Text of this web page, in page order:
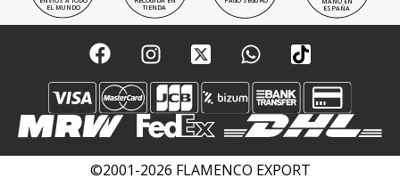
EL MUNDO
TIENDA
ESPAÑA
©2001-2026 FLAMENCO EXPORT